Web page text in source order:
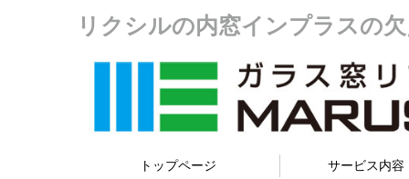
リクシルの内窓インプラスの
トップページ サービス内容